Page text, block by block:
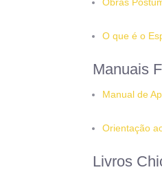
O que é o
Manuais
Manual de
Orientação
Livros